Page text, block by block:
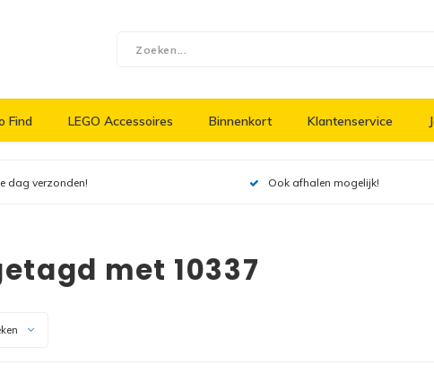
Find LEGO Accessoires Binnenkort Klantenservice
dag verzonden! Ook afhalen mogelijk!
met 10337